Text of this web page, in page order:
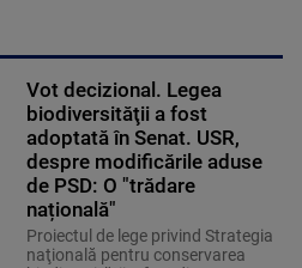
Vot decizional. Legea
biodiversităţii a fost
adoptată în Senat. USR,
despre modificările aduse
de PSD: O "trădare
națională"
Proiectul de lege privind Strategia
naţională pentru conservarea